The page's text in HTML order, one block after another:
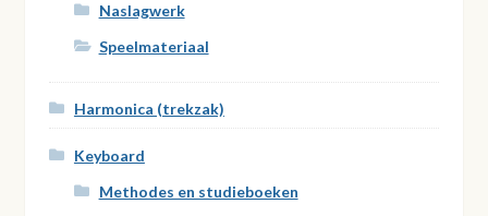
Naslagwerk
Speelmateriaal
Harmonica (trekzak)
Keyboard
Methodes en studieboeken